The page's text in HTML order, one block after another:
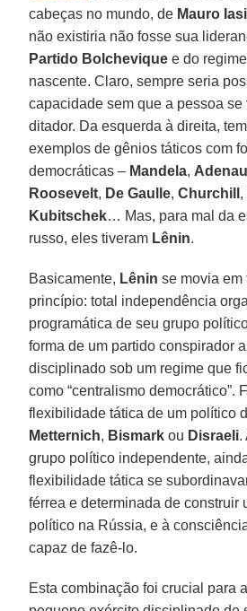
cabeças no mundo, de Mauro Iasi
não existiria não fosse sua
Partido Bolchevique e do
nascente. Claro, sempre seria
capacidade sem que a pessoa se
ditador. Da esquerda à direita,
exemplos de gênios táticos com
democráticas – Mandela,
Roosevelt, De Gaulle,Churchill ,
Kubitschek… Mas, para mal da
russo, eles tiveram Lênin.
Basicamente, Lênin se movia em
princípio: total independência
programática de seu grupo
forma de um partido conspirador
disciplinado sob um regime que
como “centralismo democrático”.
flexibilidade tática de um político
Metternich, Bismark ou Disraeli.
grupo político independente,
flexibilidade tática se
férrea e determinada de construir
político na Rússia, e à
capaz de fazê-lo.
Esta combinação foi crucial para